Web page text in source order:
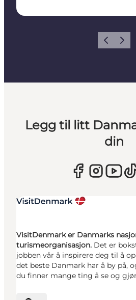
ForrigeNeste
Legg til litt
din
VisitDenmark er Danmarks
turismeorganisasjon. Det er
jobben vår å inspirere deg til å
det beste Danmark har å by på,
du finner mange ting å se og